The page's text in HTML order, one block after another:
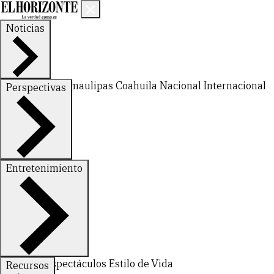
Noticias
Nuevo LeónTamaulipas Coahuila NacionalInternacional
Perspectivas
FinanzasOpinión
Entretenimiento
DeportesEspectáculos Estilo de Vida
Recursos
CERRAR